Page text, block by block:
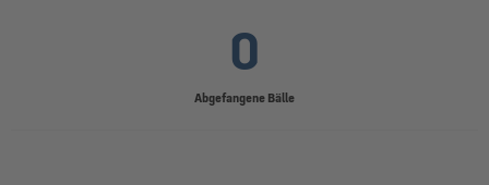
Abgefangene Bälle
0